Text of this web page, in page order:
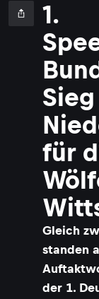
1.
für
Gleich
standen
der 1.